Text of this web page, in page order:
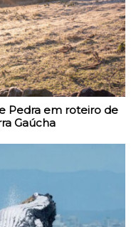
Pedra em roteiro de
Gaúcha